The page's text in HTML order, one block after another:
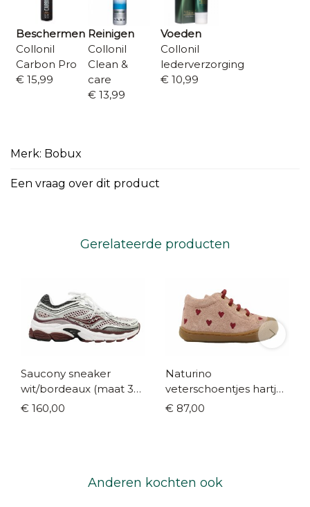
Beschermen
Collonil
Carbon Pro
€ 15,99
Reinigen
Collonil
Clean &
care
€ 13,99
Voeden
Collonil
lederverzorging
€ 10,99
Merk: Bobux
Een vraag over dit product
Gerelateerde producten
Saucony sneaker
wit/bordeaux (maat 35-
42)
€ 160,00
Naturino
veterschoentjes hartjes
roze (maat 18-23)
€ 87,00
Anderen kochten ook